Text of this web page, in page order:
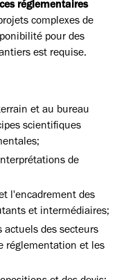
réglementaires
complexes de
pour des
est requise.
et au bureau
scientifiques
de
l'encadrement des
et intermédiaires;
actuels des secteurs
réglementation et les